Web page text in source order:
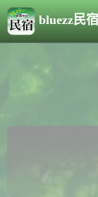
bluezz民